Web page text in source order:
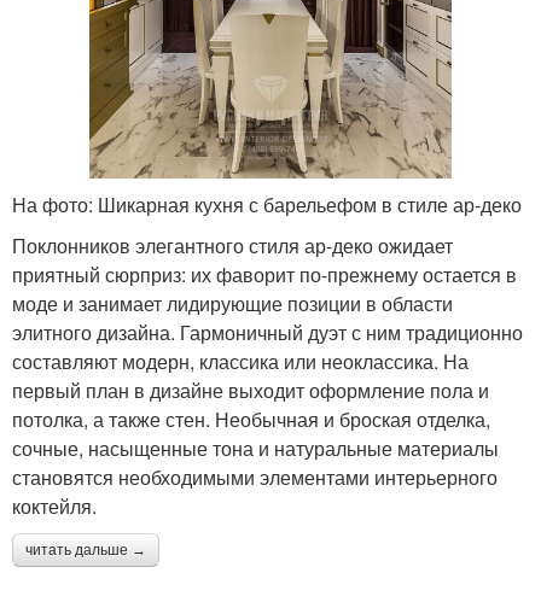
На фото: Шикарная кухня с барельефом в стиле ар-деко
Поклонников элегантного стиля ар-деко ожидает
приятный сюрприз: их фаворит по-прежнему остается в
моде и занимает лидирующие позиции в области
элитного дизайна. Гармоничный дуэт с ним традиционно
составляют модерн, классика или неоклассика. На
первый план в дизайне выходит оформление пола и
потолка, а также стен. Необычная и броская отделка,
сочные, насыщенные тона и натуральные материалы
становятся необходимыми элементами интерьерного
коктейля.
читать дальше →